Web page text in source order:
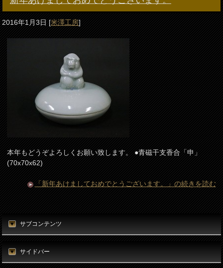
2016年1月3日[米澤工房]
本年もどうぞよろしくお願い致します。 ●青磁干支香合「申」
(70x70x62)
「新年あけましておめでとうございます。」の続きを読む
サブコンテンツ
サイドバー